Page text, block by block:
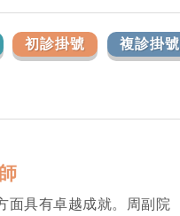
初診掛號 複診掛號
面具有卓越成就。周副院